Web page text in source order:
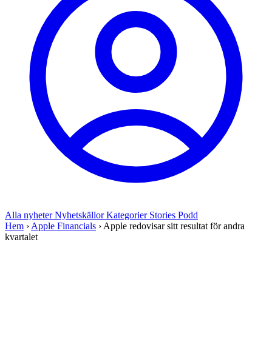
Alla nyheterNyhetskällorKategorier Stories Podd
Hem › Apple Financials › Apple redovisar sitt resultat för andra
kvartalet